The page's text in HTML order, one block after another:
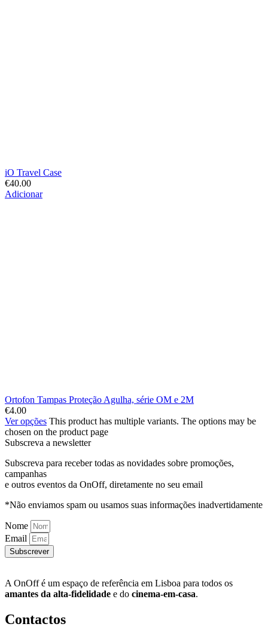
iO Travel Case
€40.00
Adicionar
Ortofon Tampas Proteção Agulha, série OM e 2M
€4.00
Ver opções This product has multiple variants. The options may be
chosen on the product page
Subscreva a newsletter
Subscreva para receber todas as novidades sobre promoções,
campanhas
e outros eventos da OnOff, diretamente no seu email
*Não enviamos spam ou usamos suas informações inadvertidamente
Nome
Email
Subscrever
A OnOff é um espaço de referência em Lisboa para todos os
amantes da alta-fidelidade e do cinema-em-casa.
Contactos